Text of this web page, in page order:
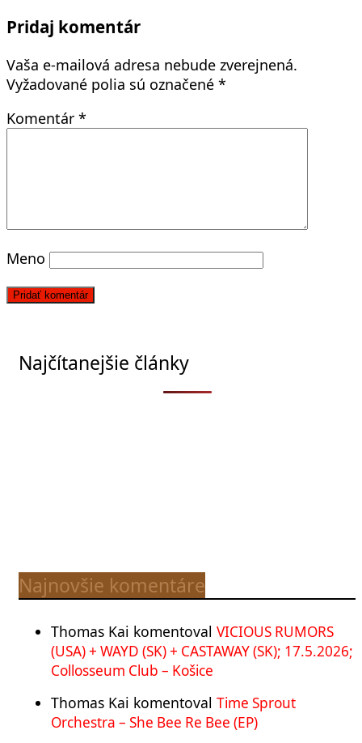
Pridaj komentár
Vaša e-mailová adresa nebude zverejnená.
Vyžadované polia sú označené *
Komentár *
Meno
Najčítanejšie články
Najnovšie komentáre
Thomas Kai komentoval VICIOUS RUMORS
(USA) + WAYD (SK) + CASTAWAY (SK); 17.5.2026;
Collosseum Club – Košice
Thomas Kai komentoval Time Sprout
Orchestra – She Bee Re Bee (EP)